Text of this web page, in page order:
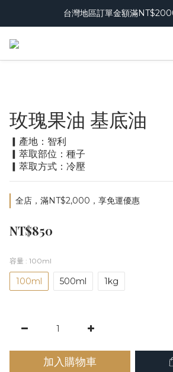
台灣地區訂單金額滿
玫瑰果油 基底油
▎產地：智利
▎萃取部位：種子
▎萃取方式：冷壓
全店，滿NT$2,000，享免運優惠
NT$850
容量 : 100ml
100ml 500ml 1kg
加入購物車